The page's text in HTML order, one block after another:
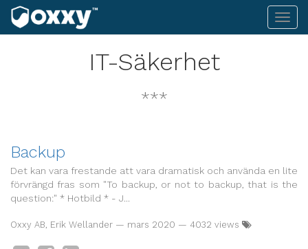
IT-Säkerhet
***
Backup
Det kan vara frestande att vara dramatisk och använda en lite
förvrängd fras som "To backup, or not to backup, that is the
question:" * Hotbild * - J...
Oxxy AB, Erik Wellander — mars 2020 — 4032 views